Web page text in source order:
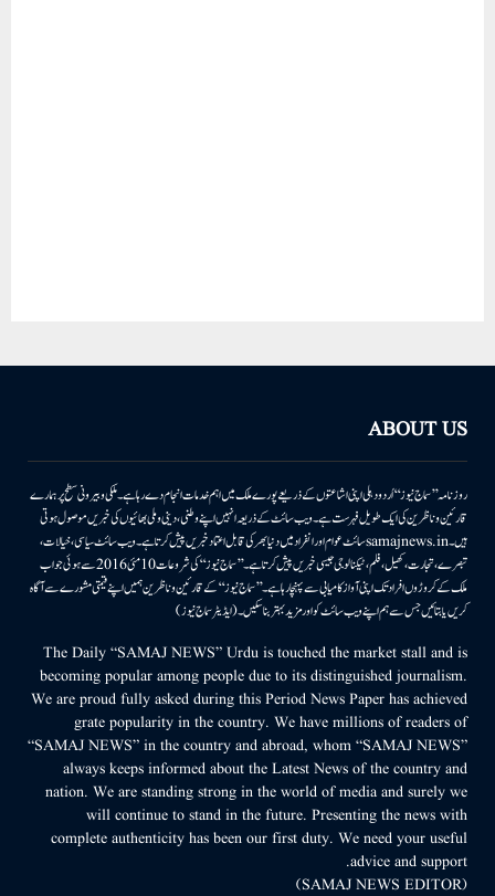
ABOUT US
روزنامہ ’’سماج نیوز‘‘ اُردو دہلی اپنی اشاعتوں کے ذریعے پورے ملک میں اہم خدمات انجام دے رہا ہے۔ ملکی وبیرونی سطح پر ہمارے
قارئین وناظرین کی ایک طویل فہرست ہے۔ ویب سائٹ کے ذریعہ انہیں اپنے وطنی، دینی وملی بھائیوں کی خبریں موصول ہوتی
ہیں۔samajnews.inسائٹ عوام اور انفراد میں دنیا بھر کی قابل اعتماد خبریں پیش کرتا ہے۔ ویب سائٹ سیاسی، خیالات،
تبصرے، تجارت، کھیل، فلم، ٹیکنالوجی جیسی خبریں پیش کرتا ہے۔ ’’سماج نیوز‘‘ کی شروعات 10مئی 2016 سے ہوئی جو اب
ملک کے کروڑوں افراد تک اپنی آواز کامیابی سے پہنچا رہا ہے۔ ’’سماج نیوز‘‘ کے قارئین وناظرین ہمیں اپنے قیمتی مشورے سے آگاہ
کریں یا بتائیں جس سے ہم اپنے ویب سائٹ کو اور مزید بہتر بناسکیں۔ (ایڈیٹر سماج نیوز)
The Daily “SAMAJ NEWS” Urdu is touched the market stall and is
becoming popular among people due to its distinguished journalism.
We are proud fully asked during this Period News Paper has achieved
grate popularity in the country. We have millions of readers of
“SAMAJ NEWS” in the country and abroad, whom “SAMAJ NEWS”
always keeps informed about the Latest News of the country and
nation. We are standing strong in the world of media and surely we
will continue to stand in the future. Presenting the news with
complete authenticity has been our first duty. We need your useful
advice and support.
(SAMAJ NEWS EDITOR)